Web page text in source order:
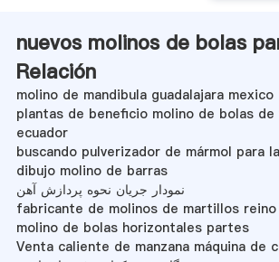
nuevos molinos de bolas
Relación
molino de mandibula guadalajara mexico
plantas de beneficio molino de bolas de
ecuador
buscando pulverizador de mármol para
dibujo molino de barras
نمودار جریان نحوه پردازش آهن
fabricante de molinos de martillos reino
molino de bolas horizontales partes
Venta caliente de manzana máquina